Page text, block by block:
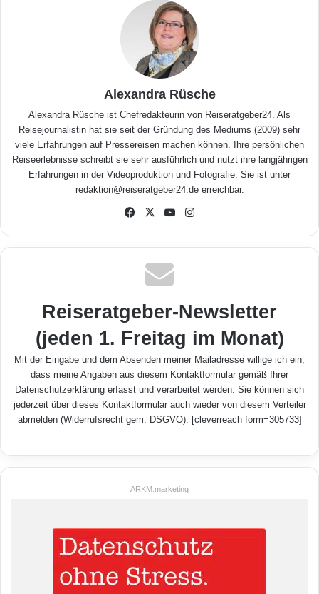
Alexandra Rüsche
Alexandra Rüsche ist Chefredakteurin von Reiseratgeber24. Als
Reisejournalistin hat sie seit der Gründung des Mediums (2009) sehr
viele Erfahrungen auf Pressereisen machen können. Ihre persönlichen
Reiseerlebnisse schreibt sie sehr ausführlich und nutzt ihre langjährigen
Erfahrungen in der Videoproduktion und Fotografie. Sie ist unter
redaktion@reiseratgeber24.de erreichbar.
Fa
ook
X
Yo
be am
Reiseratgeber-Newsletter
(jeden 1. Freitag im Monat)
Mit der Eingabe und dem Absenden meiner Mailadresse willige ich ein,
dass meine Angaben aus diesem Kontaktformular gemäß Ihrer
Datenschutzerklärung erfasst und verarbeitet werden. Sie können sich
jederzeit über dieses Kontaktformular auch wieder von diesem Verteiler
abmelden (Widerrufsrecht gem. DSGVO). [cleverreach form=305733]
ARKM.marketing